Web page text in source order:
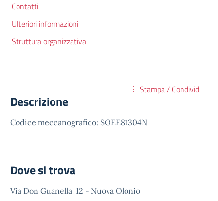
Contatti
Ulteriori informazioni
Struttura organizzativa
Stampa / Condividi
Descrizione
Codice meccanografico: SOEE81304N
Dove si trova
Via Don Guanella, 12 - Nuova Olonio